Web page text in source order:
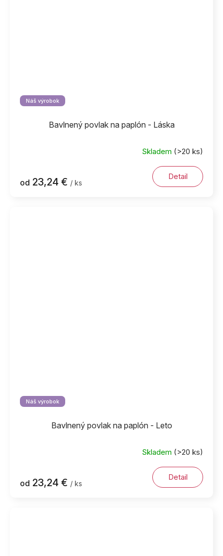
Náš výrobok
Bavlnený povlak na paplón - Láska
Skladem (>20 ks)
od 23,24 € / ks
Detail
Náš výrobok
Bavlnený povlak na paplón - Leto
Skladem (>20 ks)
od 23,24 € / ks
Detail